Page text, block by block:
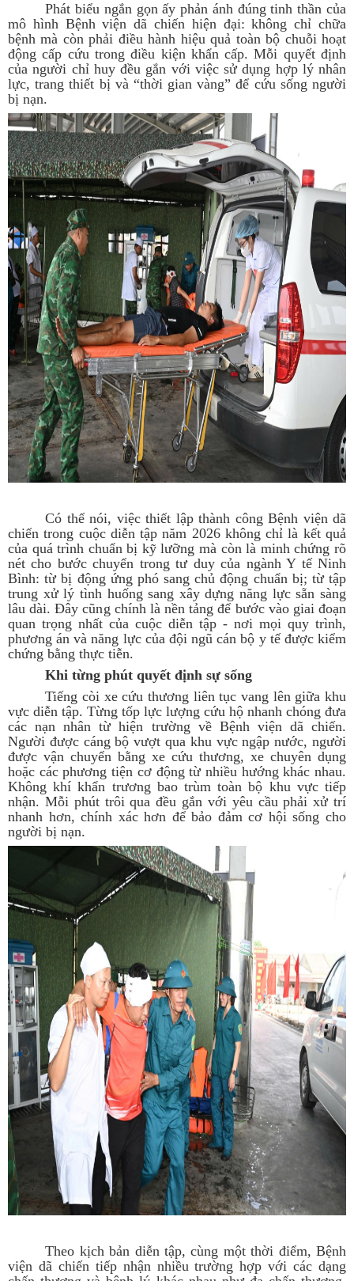
Phát biểu ngắn gọn ấy phản ánh đúng tinh thần của
mô hình Bệnh viện dã chiến hiện đại: không chỉ chữa
bệnh mà còn phải điều hành hiệu quả toàn bộ chuỗi hoạt
động cấp cứu trong điều kiện khẩn cấp. Mỗi quyết định
của người chỉ huy đều gắn với việc sử dụng hợp lý nhân
lực, trang thiết bị và “thời gian vàng” để cứu sống người
bị nạn.
Có thể nói, việc thiết lập thành công Bệnh viện dã
chiến trong cuộc diễn tập năm 2026 không chỉ là kết quả
của quá trình chuẩn bị kỹ lưỡng mà còn là minh chứng rõ
nét cho bước chuyển trong tư duy của ngành Y tế Ninh
Bình: từ bị động ứng phó sang chủ động chuẩn bị; từ tập
trung xử lý tình huống sang xây dựng năng lực sẵn sàng
lâu dài. Đây cũng chính là nền tảng để bước vào giai đoạn
quan trọng nhất của cuộc diễn tập - nơi mọi quy trình,
phương án và năng lực của đội ngũ cán bộ y tế được kiểm
chứng bằng thực tiễn.
Khi từng phút quyết định sự sống
Tiếng còi xe cứu thương liên tục vang lên giữa khu
vực diễn tập. Từng tốp lực lượng cứu hộ nhanh chóng đưa
các nạn nhân từ hiện trường về Bệnh viện dã chiến.
Người được cáng bộ vượt qua khu vực ngập nước, người
được vận chuyển bằng xe cứu thương, xe chuyên dụng
hoặc các phương tiện cơ động từ nhiều hướng khác nhau.
Không khí khẩn trương bao trùm toàn bộ khu vực tiếp
nhận. Mỗi phút trôi qua đều gắn với yêu cầu phải xử trí
nhanh hơn, chính xác hơn để bảo đảm cơ hội sống cho
người bị nạn.
Theo kịch bản diễn tập, cùng một thời điểm, Bệnh
viện dã chiến tiếp nhận nhiều trường hợp với các dạng